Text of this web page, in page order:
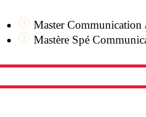
Master
Mastère Spé